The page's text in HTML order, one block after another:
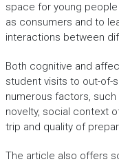
space for young
as consumers and to
interactions between
Both cognitive and
student visits to out-of-
numerous factors,
novelty, social context
trip and quality of
The article also offers